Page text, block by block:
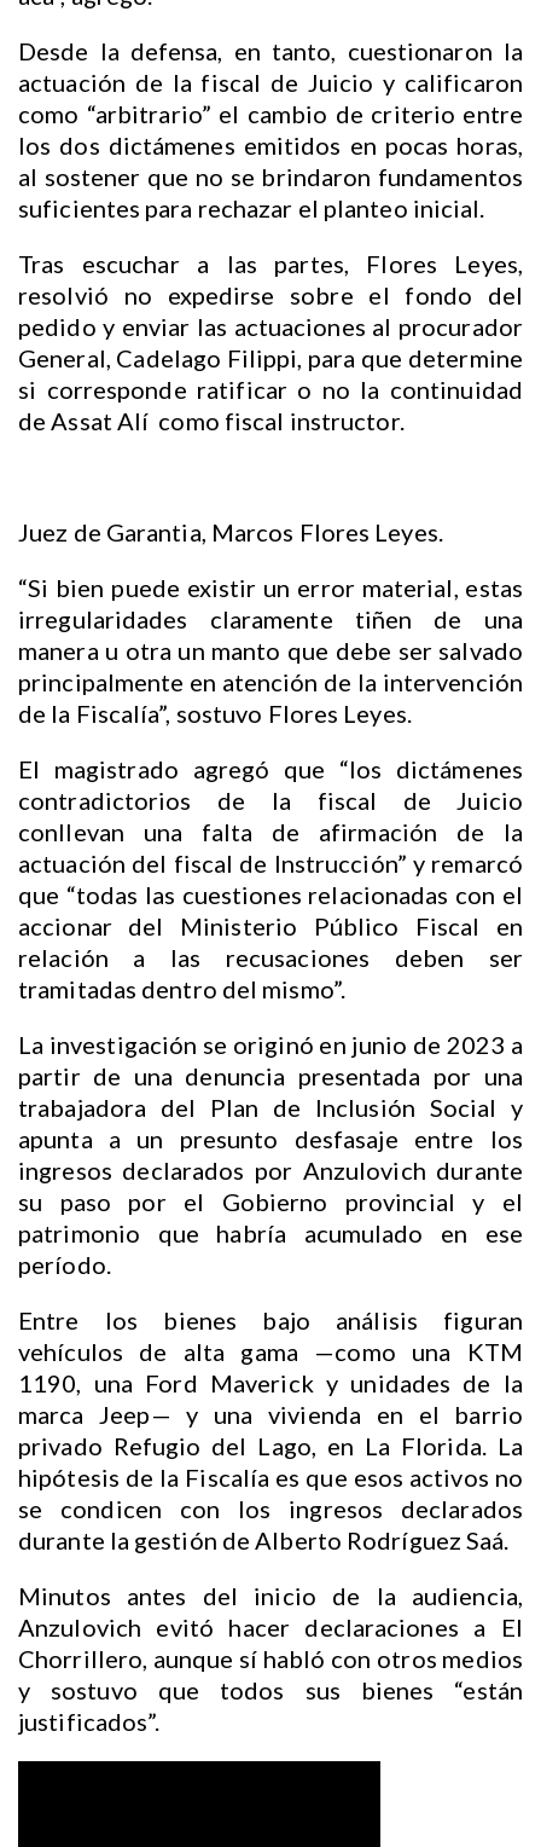
Desde la defensa, en tanto, cuestionaron la
actuación de la fiscal de Juicio y calificaron
como “arbitrario” el cambio de criterio entre
los dos dictámenes emitidos en pocas horas,
al sostener que no se brindaron fundamentos
suficientes para rechazar el planteo inicial.
Tras escuchar a las partes, Flores Leyes,
resolvió no expedirse sobre el fondo del
pedido y enviar las actuaciones al procurador
General, Cadelago Filippi, para que determine
si corresponde ratificar o no la continuidad
de Assat Alí como fiscal instructor.
Juez de Garantia, Marcos Flores Leyes.
“Si bien puede existir un error material, estas
irregularidades claramente tiñen de una
manera u otra un manto que debe ser salvado
principalmente en atención de la intervención
de la Fiscalía”, sostuvo Flores Leyes.
El magistrado agregó que “los dictámenes
contradictorios de la fiscal de Juicio
conllevan una falta de afirmación de la
actuación del fiscal de Instrucción” y remarcó
que “todas las cuestiones relacionadas con el
accionar del Ministerio Público Fiscal en
relación a las recusaciones deben ser
tramitadas dentro del mismo”.
La investigación se originó en junio de 2023 a
partir de una denuncia presentada por una
trabajadora del Plan de Inclusión Social y
apunta a un presunto desfasaje entre los
ingresos declarados por Anzulovich durante
su paso por el Gobierno provincial y el
patrimonio que habría acumulado en ese
período.
Entre los bienes bajo análisis figuran
vehículos de alta gama —como una KTM
1190, una Ford Maverick y unidades de la
marca Jeep— y una vivienda en el barrio
privado Refugio del Lago, en La Florida. La
hipótesis de la Fiscalía es que esos activos no
se condicen con los ingresos declarados
durante la gestión de Alberto Rodríguez Saá.
Minutos antes del inicio de la audiencia,
Anzulovich evitó hacer declaraciones a El
Chorrillero, aunque sí habló con otros medios
y sostuvo que todos sus bienes “están
justificados”.